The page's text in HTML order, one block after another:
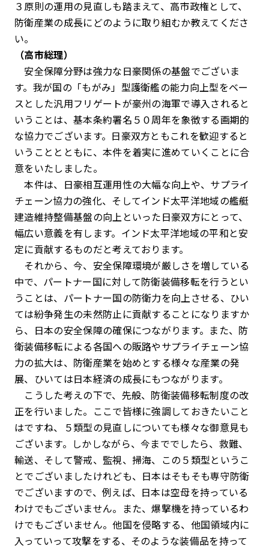
３原則の運用の見直しも踏まえて、高市政権として、
防衛産業の成長にどのように取り組むか教えてくださ
い。
（高市総理）
安全保障分野は強力な日豪関係の基盤でございま
す。我が国の「もがみ」型護衛艦の能力向上型をベー
スとした汎用フリゲートが豪州の海軍で導入されると
いうことは、基本条約署名５０周年を象徴する画期的
な協力でございます。日豪双方ともこれを歓迎すると
いうこととともに、本件を着実に進めていくことに合
意をいたしました。
本件は、日豪相互運用性の大幅な向上や、サプライ
チェーン協力の強化、そしてインド太平洋地域の艦艇
建造維持整備基盤の向上といった日豪双方にとって、
幅広い意義を有します。インド太平洋地域の平和と安
定に貢献するものだと考えております。
それから、今、安全保障環境が厳しさを増している
中で、パートナー国に対して防衛装備移転を行うとい
うことは、パートナー国の防衛力を向上させる、ひい
ては紛争発生の未然防止に貢献することになりますか
ら、日本の安全保障の確保につながります。また、防
衛装備移転による各国への販路やサプライチェーン協
力の拡大は、防衛産業を始めとする様々な産業の発
展、ひいては日本経済の成長にもつながります。
こうした考えの下で、先般、防衛装備移転制度の改
正を行いました。ここで皆様に強調しておきたいこと
はですね、５類型の見直しについても様々な御意見も
ございます。しかしながら、今まででしたら、救難、
輸送、そして警戒、監視、掃海、この５類型というこ
とでございましたけれども、日本はそもそも専守防衛
でございますので、例えば、日本は空母を持っている
わけでもございません。また、爆撃機を持っているわ
けでもございません。他国を侵略する、他国領域内に
入っていって攻撃をする、そのような装備品を持って